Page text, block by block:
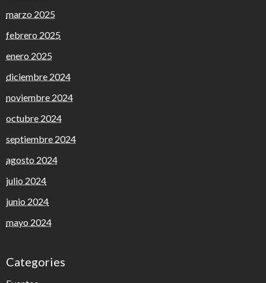
marzo 2025
febrero 2025
enero 2025
diciembre 2024
noviembre 2024
octubre 2024
septiembre 2024
agosto 2024
julio 2024
junio 2024
mayo 2024
Categories